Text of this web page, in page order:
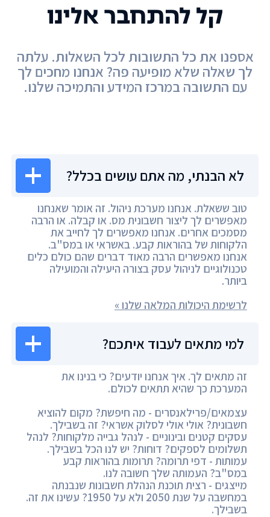
לא הבנתי, מה אתם עושים בכלל?
טוב ששאלת. אנחנו מערכת ניהול. זה אומר שאנחנו
מאפשרים לך ליצור חשבונית מס. או קבלה. או הרבה
מסמכים אחרים. אנחנו מאפשרים לך לחייב את
הלקוחות של בהוראות קבע. באשראי או במס"ב.
אנחנו מאפשרים הרבה מאוד דברים שהם כולם כלים
טכנולוגיים לניהול עסק בצורה היעילה והמועילה
ביותר.
לרשימת היכולות המלאה שלנו »
למי מתאים לעבוד איתכם?
זה מתאים לך. איך אנחנו יודעים? כי בנינו את
המערכת כך שהיא תתאים לכולם.
עצמאים/פרילאנסרים - מה חיפשת? מקום להוציא
חשבונית? אולי אולי לסלוק אשראי? זה בשבילך.
עסקים קטנים ובינוניים - לנהל גבייה מלקוחות? לנהל
תשלומים לספקים? דוחות? יש לנו הכל בשבילך.
עמותות - דפי תרומה? תרומות בהוראות קבע
במס"ב? העמותה שלך חשובה לנו.
מייצגים - רצית תוכנת הנהלת חשבונות שנבנתה
במחשבה על שנת 2050 ולא על 1950? עשינו את זה.
בשבילך.
קל להתחבר אלינו
אספנו את כל התשובות לכל השאלות. עלתה
לך שאלה שלא מופיעה פה? אנחנו מחכים לך
עם התשובה במרכז המידע והתמיכה שלנו.